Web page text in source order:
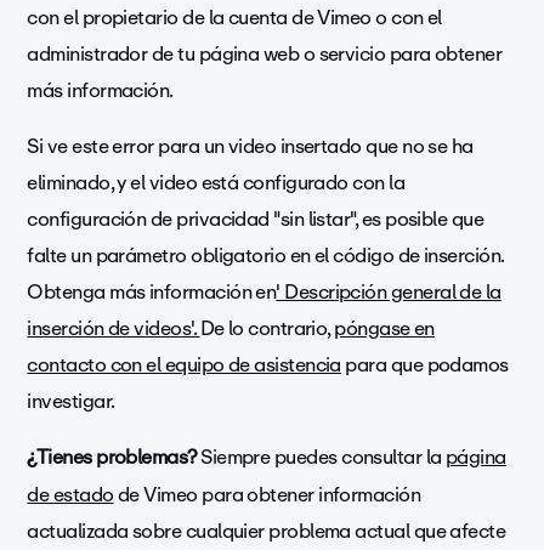
con el propietario de la cuenta de Vimeo o con el
administrador de tu página web o servicio para obtener
más información.
Si ve este error para un video insertado que no se ha
eliminado, y el video está configurado con la
configuración de privacidad "sin listar", es posible que
falte un parámetro obligatorio en el código de inserción.
Obtenga más información en' Descripción general de la
inserción de videos'.De lo contrario,póngase en
contacto con el equipo de asistenciapara que podamos
investigar.
¿Tienes problemas?Siempre puedes consultar lapágina
de estadode Vimeo para obtener información
actualizada sobre cualquier problema actual que afecte